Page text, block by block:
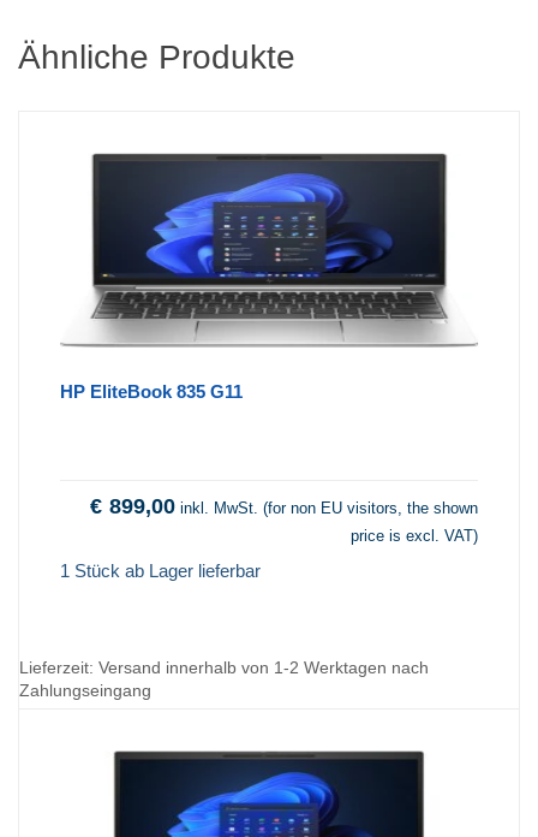
Ähnliche Produkte
HP EliteBook 835 G11
€ 899,00 inkl. MwSt. (for non EU visitors, the shown
price is excl. VAT)
1 Stück ab Lager lieferbar
Lieferzeit: Versand innerhalb von 1-2 Werktagen nach
Zahlungseingang